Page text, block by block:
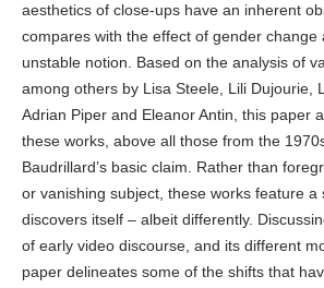
aesthetics of close-ups have an inherent
compares with the effect of gender change
unstable notion. Based on the analysis of
among others by Lisa Steele, Lili Dujourie,
Adrian Piper and Eleanor Antin, this paper
these works, above all those from the
Baudrillard’s basic claim. Rather than
or vanishing subject, these works feature a
discovers itself – albeit differently.
of early video discourse, and its different
paper delineates some of the shifts that